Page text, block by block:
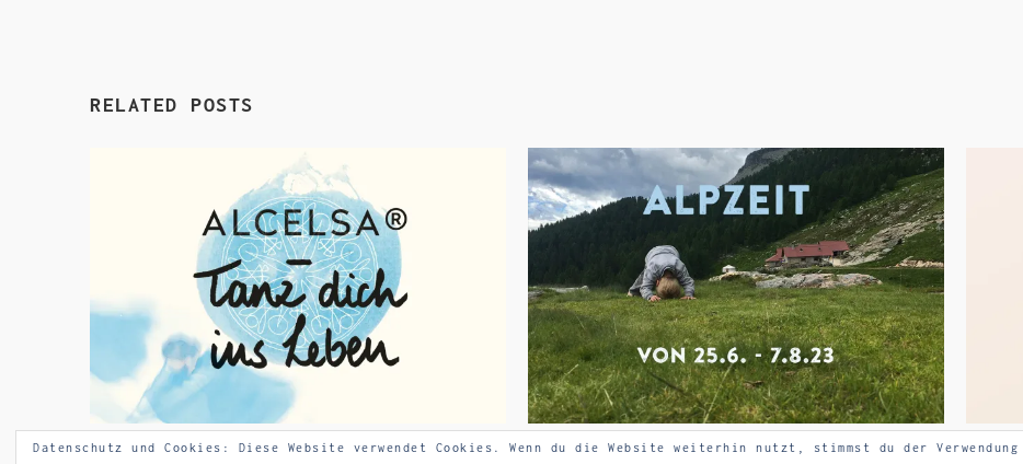
RELATED POSTS
Datenschutz und Cookies: Diese Website verwendet Cookies. Wenn du die Website weiterhin nutzt, stimmst du der Verwendung